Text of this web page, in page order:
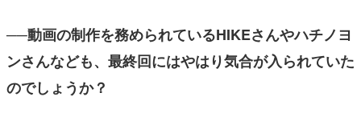
──動画の制作を務められているHIKEさんやハチノヨ
ンさんなども、最終回にはやはり気合が入られていた
のでしょうか？